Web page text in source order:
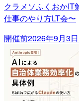
クラメソふくおかIT
仕事のやり方LT会〜
開催前2026年9月3